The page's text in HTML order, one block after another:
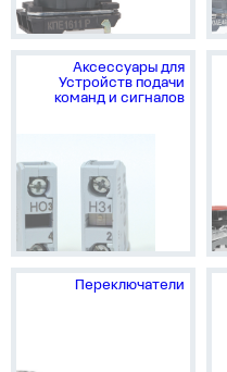
Аксессуары для
Устройств подачи
команд и сигналов
Переключатели